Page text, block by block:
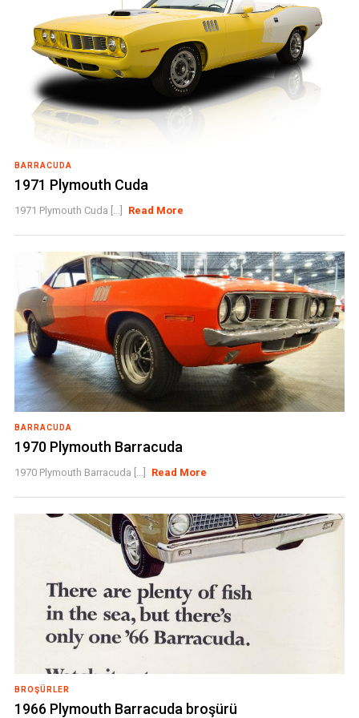
BARRACUDA
1971 Plymouth Cuda
1971 Plymouth Cuda [...] Read More
BARRACUDA
1970 Plymouth Barracuda
1970 Plymouth Barracuda [...] Read More
BROŞÜRLER
1966 Plymouth Barracuda broşürü